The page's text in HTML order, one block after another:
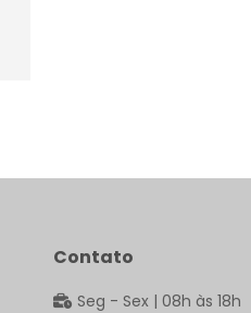
Contato
Seg - Sex | 08h às 18h